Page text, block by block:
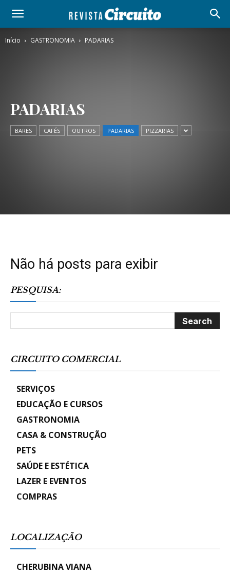
Início GASTRONOMIA PADARIAS
PADARIAS
BARES CAFÉS OUTROS PADARIAS PIZZARIAS
Não há posts para exibir
PESQUISA:
CIRCUITO COMERCIAL
SERVIÇOS
EDUCAÇÃO E CURSOS
GASTRONOMIA
CASA & CONSTRUÇÃO
PETS
SAÚDE E ESTÉTICA
LAZER E EVENTOS
COMPRAS
LOCALIZAÇÃO
CHERUBINA VIANA